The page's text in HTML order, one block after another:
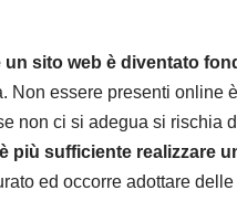
un sito web è diventato
Non essere presenti online
non ci si adegua si rischia
più sufficiente realizzare
ed occorre adottare